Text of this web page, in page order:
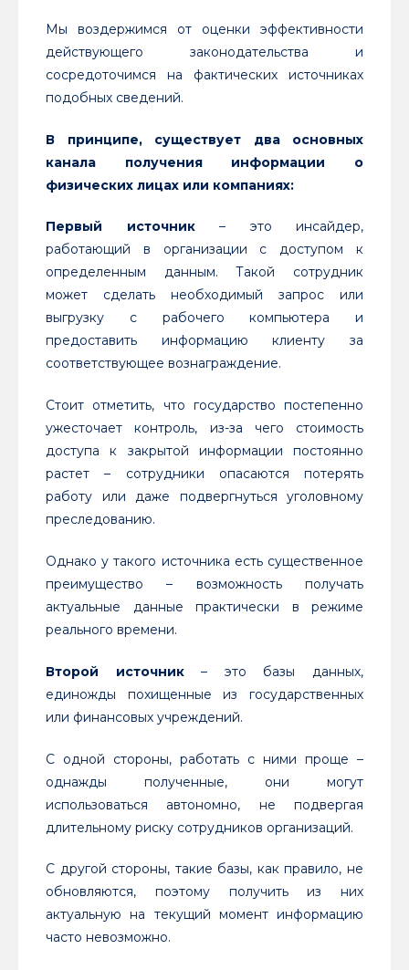
Мы воздержимся от оценки эффективности
действующего законодательства и
сосредоточимся на фактических источниках
подобных сведений.
В принципе, существует два основных
канала получения информации о
физических лицах или компаниях:
Первый источник– это инсайдер,
работающий в организации с доступом к
определенным данным. Такой сотрудник
может сделать необходимый запрос или
выгрузку с рабочего компьютера и
предоставить информацию клиенту за
соответствующее вознаграждение.
Стоит отметить, что государство постепенно
ужесточает контроль, из-за чего стоимость
доступа к закрытой информации постоянно
растет – сотрудники опасаются потерять
работу или даже подвергнуться уголовному
преследованию.
Однако у такого источника есть существенное
преимущество – возможность получать
актуальные данные практически в режиме
реального времени.
Второй источник– это базы данных,
единожды похищенные из государственных
или финансовых учреждений.
С одной стороны, работать с ними проще –
однажды полученные, они могут
использоваться автономно, не подвергая
длительному риску сотрудников организаций.
С другой стороны, такие базы, как правило, не
обновляются, поэтому получить из них
актуальную на текущий момент информацию
часто невозможно.